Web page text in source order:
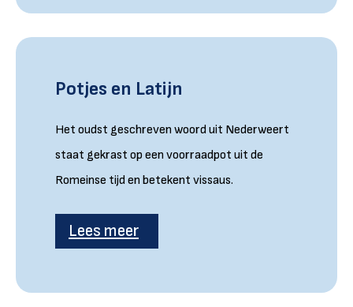
Potjes en Latijn
Het oudst geschreven woord uit Nederweert
staat gekrast op een voorraadpot uit de
Romeinse tijd en betekent vissaus.
Lees meer